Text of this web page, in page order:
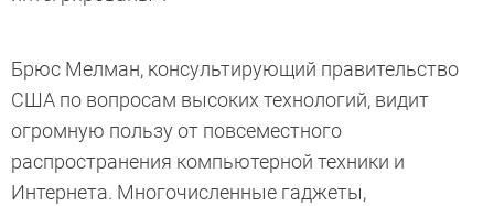
Брюс Мелман, консультирующий правительство
США по вопросам высоких технологий, видит
огромную пользу от повсеместного
распространения компьютерной техники и
Интернета. Многочисленные гаджеты,